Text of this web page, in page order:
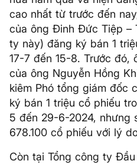
cao nhất từ trước đến
của ông Đinh Đức Tiệp –
ty này) đăng ký bán 1
17-7 đến 15-8. Trước đó,
của ông Nguyễn Hồng
kiêm Phó tổng giám đốc
ký bán 1 triệu cổ phiếu
5 đến 29-6-2024, nhưng
678.100 cổ phiếu với lý
Còn tại Tổng công ty